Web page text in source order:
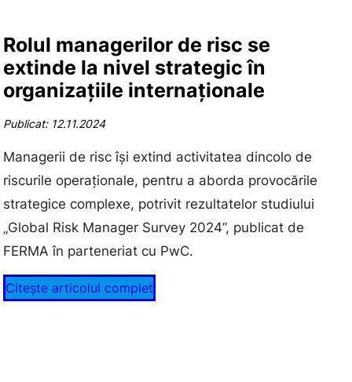
Rolul managerilor de risc se
extinde la nivel strategic în
organizațiile internaționale
Publicat: 12.11.2024
Managerii de risc își extind activitatea dincolo de
riscurile operaționale, pentru a aborda provocările
strategice complexe, potrivit rezultatelor studiului
„Global Risk Manager Survey 2024”, publicat de
FERMA în parteneriat cu PwC.
Citește articolul complet